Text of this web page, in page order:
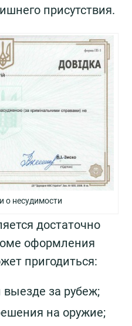
присутствия.
о несудимости
достаточно
оформления
пригодиться:
за рубеж;
на оружие;